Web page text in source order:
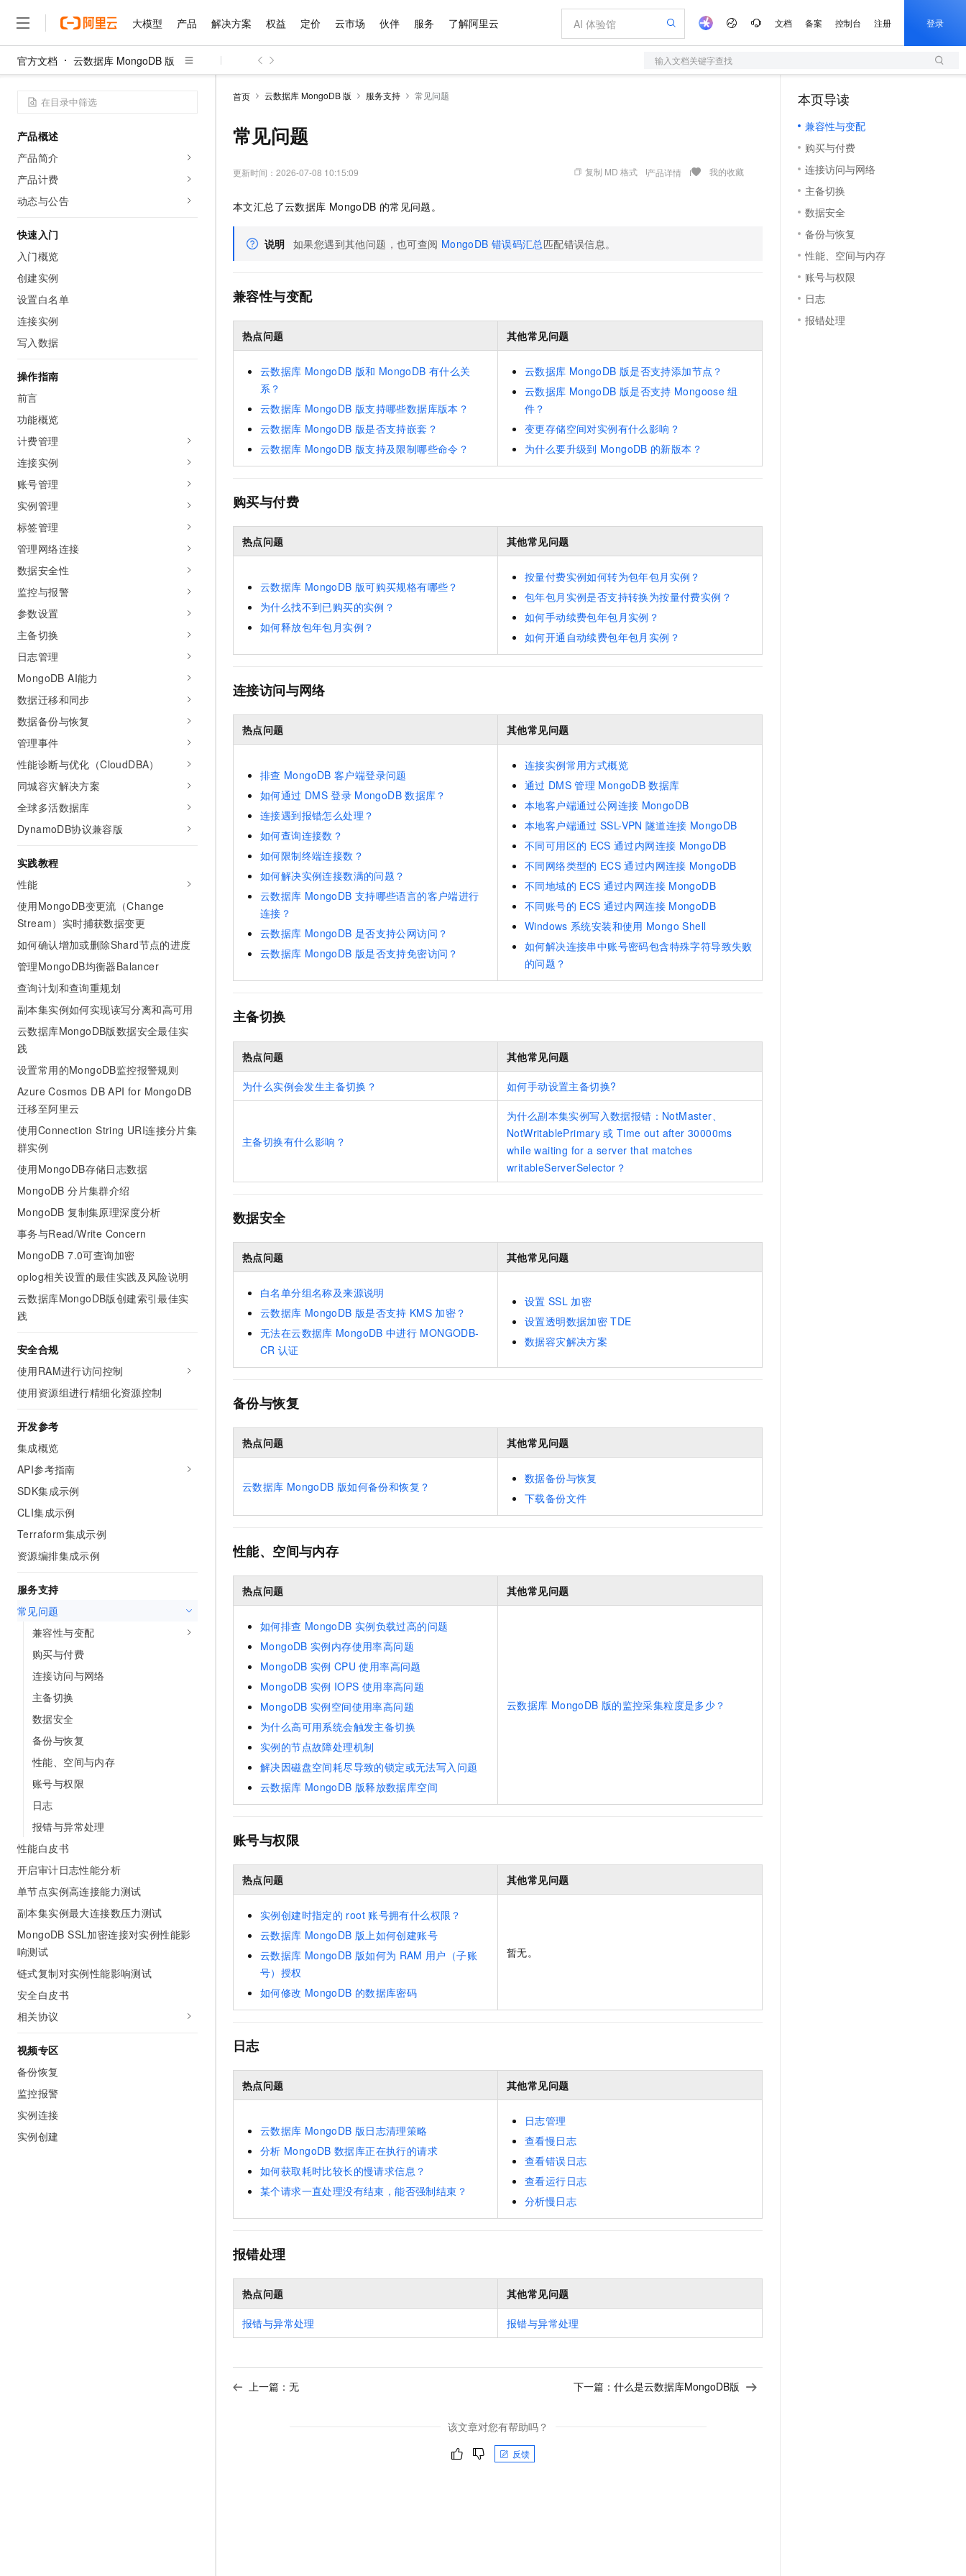
大模型 产品 解决方案 权益 定价 云市场 伙伴 服务 了解阿里云 文档 备案 控制台 注册 登录
官方文档 云数据库 MongoDB 版 输入文档关键字查找
产品概述
产品简介
产品计费
动态与公告
快速入门
入门概览
创建实例
设置白名单
连接实例
写入数据
操作指南
前言
功能概览
计费管理
连接实例
账号管理
实例管理
标签管理
管理网络连接
数据安全性
监控与报警
参数设置
主备切换
日志管理
MongoDB AI能力
数据迁移和同步
数据备份与恢复
管理事件
性能诊断与优化（CloudDBA）
同城容灾解决方案
全球多活数据库
DynamoDB协议兼容版
实践教程
性能
使用MongoDB变更流（Change
Stream）实时捕获数据变更
如何确认增加或删除Shard节点的进度
管理MongoDB均衡器Balancer
查询计划和查询重规划
副本集实例如何实现读写分离和高可用
云数据库MongoDB版数据安全最佳实
践
设置常用的MongoDB监控报警规则
Azure Cosmos DB API for MongoDB
迁移至阿里云
使用Connection String URI连接分片集
群实例
使用MongoDB存储日志数据
MongoDB 分片集群介绍
MongoDB 复制集原理深度分析
事务与Read/Write Concern
MongoDB 7.0可查询加密
oplog相关设置的最佳实践及风险说明
云数据库MongoDB版创建索引最佳实
践
安全合规
使用RAM进行访问控制
使用资源组进行精细化资源控制
开发参考
集成概览
API参考指南
SDK集成示例
CLI集成示例
Terraform集成示例
资源编排集成示例
服务支持
常见问题
兼容性与变配
购买与付费
连接访问与网络
主备切换
数据安全
备份与恢复
性能、空间与内存
账号与权限
日志
报错与异常处理
性能白皮书
开启审计日志性能分析
单节点实例高连接能力测试
副本集实例最大连接数压力测试
MongoDB SSL加密连接对实例性能影
响测试
链式复制对实例性能影响测试
安全白皮书
相关协议
视频专区
备份恢复
监控报警
实例连接
实例创建
首页 云数据库 MongoDB 版 服务支持 常见问题
常见问题
更新时间： 2026-07-08 10:15:09 复制 MD 格式 产品详情 我的收藏
本文汇总了云数据库 MongoDB 的常见问题。
说明 如果您遇到其他问题，也可查阅 MongoDB 错误码汇总匹配错误信息。
兼容性与变配
热点问题 其他常见问题
云数据库 MongoDB 版和 MongoDB 有什么关
系？
云数据库 MongoDB 版支持哪些数据库版本？
云数据库 MongoDB 版是否支持嵌套？
云数据库 MongoDB 版支持及限制哪些命令？
云数据库 MongoDB 版是否支持添加节点？
云数据库 MongoDB 版是否支持 Mongoose 组
件？
变更存储空间对实例有什么影响？
为什么要升级到 MongoDB 的新版本？
购买与付费
热点问题 其他常见问题
云数据库 MongoDB 版可购买规格有哪些？
为什么找不到已购买的实例？
如何释放包年包月实例？
按量付费实例如何转为包年包月实例？
包年包月实例是否支持转换为按量付费实例？
如何手动续费包年包月实例？
如何开通自动续费包年包月实例？
连接访问与网络
热点问题 其他常见问题
排查 MongoDB 客户端登录问题
如何通过 DMS 登录 MongoDB 数据库？
连接遇到报错怎么处理？
如何查询连接数？
如何限制终端连接数？
如何解决实例连接数满的问题？
云数据库 MongoDB 支持哪些语言的客户端进行
连接？
云数据库 MongoDB 是否支持公网访问？
云数据库 MongoDB 版是否支持免密访问？
连接实例常用方式概览
通过 DMS 管理 MongoDB 数据库
本地客户端通过公网连接 MongoDB
本地客户端通过 SSL-VPN 隧道连接 MongoDB
不同可用区的 ECS 通过内网连接 MongoDB
不同网络类型的 ECS 通过内网连接 MongoDB
不同地域的 ECS 通过内网连接 MongoDB
不同账号的 ECS 通过内网连接 MongoDB
Windows 系统安装和使用 Mongo Shell
如何解决连接串中账号密码包含特殊字符导致失败
的问题？
主备切换
热点问题 其他常见问题
为什么实例会发生主备切换？ 如何手动设置主备切换?
主备切换有什么影响？
为什么副本集实例写入数据报错：NotMaster、
NotWritablePrimary 或 Time out after 30000ms
while waiting for a server that matches
writableServerSelector？
数据安全
热点问题 其他常见问题
白名单分组名称及来源说明
云数据库 MongoDB 版是否支持 KMS 加密？
无法在云数据库 MongoDB 中进行 MONGODB-
CR 认证
设置 SSL 加密
设置透明数据加密 TDE
数据容灾解决方案
备份与恢复
热点问题 其他常见问题
云数据库 MongoDB 版如何备份和恢复？
数据备份与恢复
下载备份文件
性能、空间与内存
热点问题 其他常见问题
如何排查 MongoDB 实例负载过高的问题
MongoDB 实例内存使用率高问题
MongoDB 实例 CPU 使用率高问题
MongoDB 实例 IOPS 使用率高问题
MongoDB 实例空间使用率高问题
为什么高可用系统会触发主备切换
实例的节点故障处理机制
解决因磁盘空间耗尽导致的锁定或无法写入问题
云数据库 MongoDB 版释放数据库空间
云数据库 MongoDB 版的监控采集粒度是多少？
账号与权限
热点问题 其他常见问题
实例创建时指定的 root 账号拥有什么权限？
云数据库 MongoDB 版上如何创建账号
云数据库 MongoDB 版如何为 RAM 用户（子账
号）授权
如何修改 MongoDB 的数据库密码
暂无。
日志
热点问题 其他常见问题
云数据库 MongoDB 版日志清理策略
分析 MongoDB 数据库正在执行的请求
如何获取耗时比较长的慢请求信息？
某个请求一直处理没有结束，能否强制结束？
日志管理
查看慢日志
查看错误日志
查看运行日志
分析慢日志
报错处理
热点问题 其他常见问题
报错与异常处理 报错与异常处理
上一篇：无 下一篇： 什么是云数据库MongoDB版
该文章对您有帮助吗？
反馈
本页导读
兼容性与变配
购买与付费
连接访问与网络
主备切换
数据安全
备份与恢复
性能、空间与内存
账号与权限
日志
报错处理
大模型
千问AI平台
智能体时代全能旗舰模型 Kimi 最新旗舰模型，长程编程与推理利器 让文字生成流畅细腻的高质量视频
语音识别与合成
Qwen3-TTS-Flash
大模型服务
千问AI平台-Token Plan NEW
个人版上线、团队版降价；千问3.8-Max首发发尝鲜
Happy 系列大模型
大模型服务平台百炼-应用模版
丰富多元化的应用模版和解决方案
大模型原生应用
面向真实软件的智能体编程平台
万有无界
快速部署 Dify，高效搭建 AI 应用
依托云原生高可用架构,实现Dify私有化部署
10 分钟在聊天系统中增加一个 AI 助手
10分钟微调：让0.6B模型媲美235B模型
用1%尺寸在特定领域达到大模型90%以上效果
即刻拥有 DeepSeek-R1 满血版
多模态数据信息提取
超强辅助，Bolt.diy 一步搞定创意建站
产品
精选产品
容器
存储
网络与CDN
安全
数据库
大数据计算
媒体服务
企业服务与云通信
域名与网站
终端用户计算
Serverless
开发工具
迁移与运维管理
专有云
精选产品
大模型服务与应用平台
多元化、高性能、安全可靠的大模型服务
无影云电脑
随时随地安全接入的云上超级电脑
云解析DNS
云原生大数据计算服务 MaxCompute
面向分析的企业级SaaS模式云数据仓库
人工智能平台 PAI
一站式AI开发、训练和推理服务
Qoder CN
全托管，含MySQL、PostgreSQL、SQL Server、MariaDB多引擎
云原生数据库 PolarDB
轻量应用服务器
数字证书管理服务（原SSL证书）
实现全站HTTPS，呈现可信的WEB访问
短信服务
大数据开发治理平台 DataWorks
解决方案
精选解决方案
大数据
现代化应用
安全
网络
上云与迁云
企业出海
政企业务
精选解决方案
企业级Agent产品，直接交付可用成果
HappyHorse 打造一站式影视创作平台
快速拥有专属 OpenClaw
Hermes Agent，打造自进化智能体
自主进化，持久记忆，越用越聪明
Claude Code + GStack 打造工程团队
轻松解锁专属 DeepSeek-V4-Pro
低代码高效构建企业门户网站
一句话生成原生可编辑精美 PPT 文稿
输入一句话想法, 轻松生成专业的 PPT
一键部署幻兽帕鲁游戏服务器
一键购买专属联机服务器，轻松开启游戏
漫剧工坊：一站式动画创作平台
快速生产连贯的高质量长漫剧
10 分钟搭建微信、支付宝小程序
高效部署网站，快速应用到小程序
权益 普惠上云
云服务器38元/年起，超值低价云产品抢先购
推荐新用户得奖励，单订单最高返9万
云工开物
高校专属算力普惠，学生认证享300元代金券
免费试用
解决方案免费试用 新老同享
最高领取价值200元试用点，立即开启云上创新
AI 产品 免费试用
1亿+ 大模型 tokens 和 30+ 款产品免费体验
140+云产品 免费试用
产品新客免费试用，最长12个月
大模型ACA认证体验
助力企业全员 AI 认知与能力提升
AI 特惠
Token Plan 模型订阅计划
Qwen3.8-Max 首发尝鲜，限时加量 10 倍，夜间低至2折
千问办公，限时限量积分加倍 NEW
Night Plan 支持 Qwen 3.8-Max NEW
夜间 5 折，Qwen/Meoo/TokenPlan 客户专享
AI 场景体验
从图文生成到视频创作，一键激活电商全链路生产力
AI 建站
AI智能应用，一键激活高效办公新体验
智能客服
自动承接线索、识别商机，让客服更高效、服务更出色。
AI 活动
AI 生产力先锋
先锋实践拓展 AI 生产力的边界
飞天发布时刻
所见，即是所愿
AI 实训营
从基础到进阶，Agent 创客手把手教你
创新加速
覆盖90%+业务场景，专享组合折扣价
定价 产品定价
了解云产品的定价详情
云上成本管理
管理和优化成本
价格计算器
自助选配和估算价格
配置报价器
阿里云 OPC 创新助力计划
Token 补贴，五大权
益加速 OPC 成功
云市场 精选商城
多端小程序
观测云
Tuya 物联网平台阿里云版
电子合同
畅捷通
Tableau 订阅
AI空中课堂在线直播课堂（旗舰版）
生态解决方案
行业生态解决方案
开发者生态解决方案
AI 开发和 AI 应用解决方案
数据与 API
OCR 文字识别
发票查验
OA 办公系统
财税管理
400电话
基础软件
全能环境
Ubuntu
SUSE
模板建站
定制建站
建站系统
专业服务
公司注册
上云迁移
代维服务
伙伴 成为销售伙伴
咨询伙伴
销售伙伴合作计划
无影生态合作计划
Consulting Partner 合作计划
成为产品伙伴 产品伙伴合作计划
Salesforce On Alibaba Cloud ISV 合作
计划
服务生态伙伴
服务伙伴合作计划
Al MaaS 服务伙伴赋能合作
伙伴信用分合作计划
更多支持
合作伙伴培训与认证
查询合作伙伴
登录合作伙伴管理后台
服务 售前咨询
售后服务
自助服务
在线服务
短信专区
企业增值服务
企业成长
阿里云认证 开发者社区
镜像站
我要反馈
我要建议
我要投诉
了解阿里云 为什么选择阿里云
技术领先
分析师报告
研究报告与白皮书
云开发大赛
最佳实践
看见新力量
金融模力时刻
市场活动
科研合作
加入我们
校园招聘